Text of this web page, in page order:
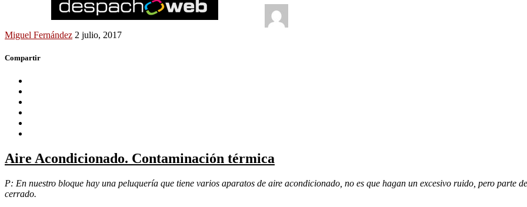
Miguel Fernández 2 julio, 2017
Compartir
Aire Acondicionado. Contaminación térmica
P: En nuestro bloque hay una peluquería que tiene varios aparatos de aire acondicionado, no es que hagan un excesivo ruido, pero parte
cerrado.